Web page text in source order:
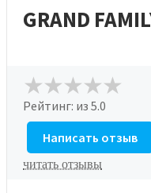
GRAND
Рейтинг: из 5.0
Написать отзыв
читать отзывы